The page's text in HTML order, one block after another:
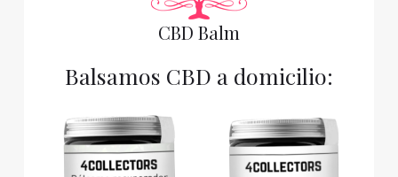
CBD Balm
Balsamos CBD a domicilio: